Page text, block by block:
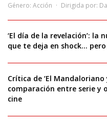
Género: Acción Dirigida por:
‘El día de la revelación’: la
que te deja en shock…
Crítica de ‘El Mandaloriano
comparación entre serie y
cine